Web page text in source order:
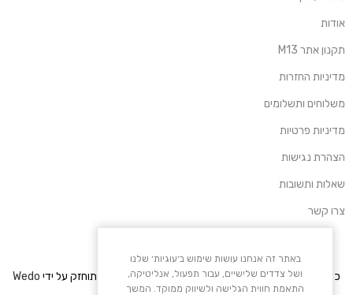
אודות
תקנון אתר M13
מדיניות החזרות
משלוחים ותשלומים
מדיניות פרטיות
הצהרת נגישות
שאלות ותשובות
צרו קשר
כל הזכויות שמורות – M13. פותח על ידי Media Maven . מתוחזק על ידי Wedo
באתר זה אנחנו עושות שימוש ב׳עוגיות׳ שלנו
ושל צדדים שלישיים, עבור תפעול, אנליטיקה,
התאמת חווית הגלישה ולשיווק ממוקד. המשך